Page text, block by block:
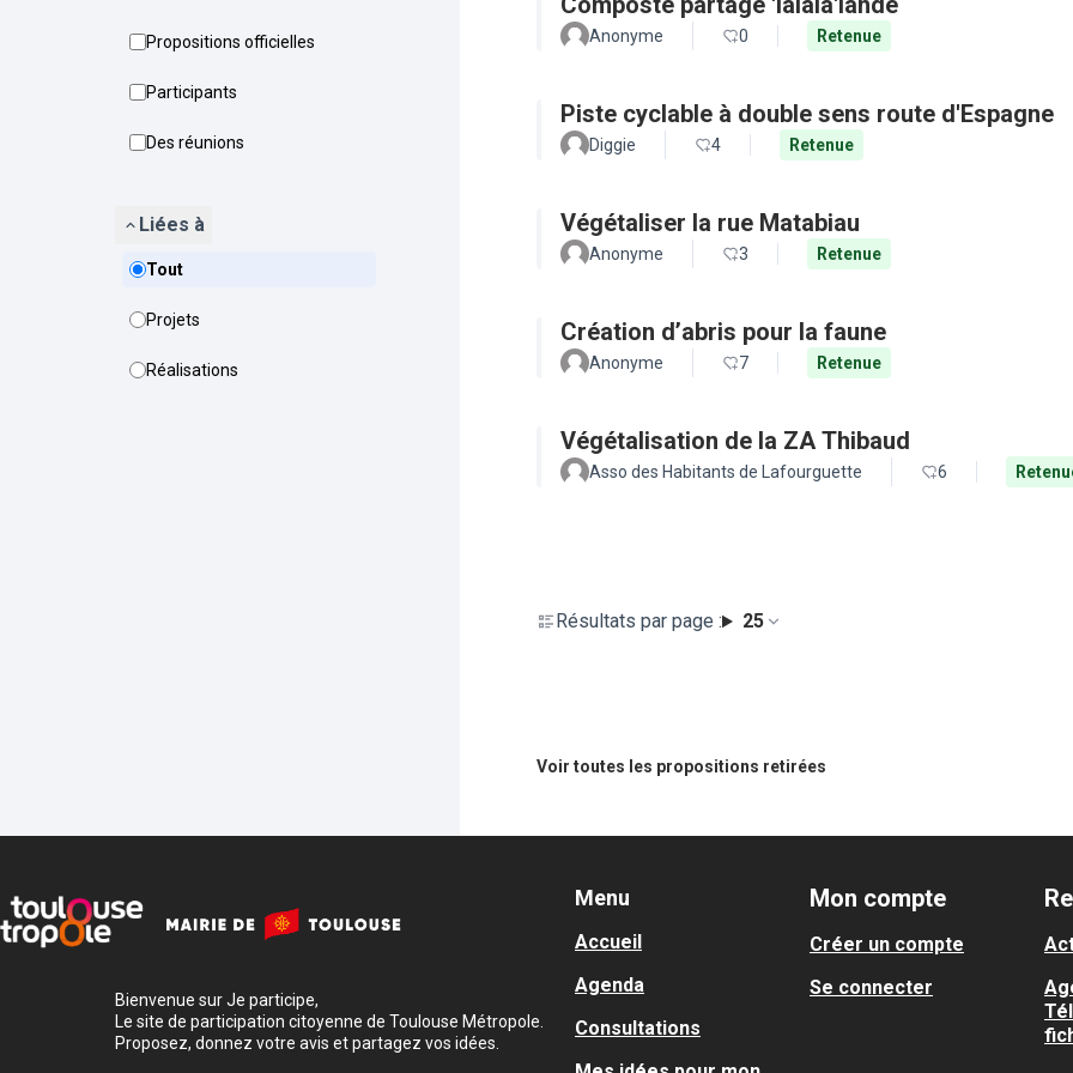
Propositions officielles
Participants
Des réunions
Liées à
Tout
Projets
Réalisations
Anonyme 0 Retenue
Piste cyclable à double sens route d'Espagne
Diggie 4 Retenue
Végétaliser la rue Matabiau
Anonyme 3 Retenue
Création d’abris pour la faune
Anonyme 7 Retenue
Végétalisation de la ZA Thibaud
Asso des Habitants de Lafourguette 6
Résultats par page : 25
Voir toutes les propositions retirées
Bienvenue sur Je participe,
Le site de participation citoyenne de Toulouse Métropole.
Proposez, donnez votre avis et partagez vos idées.
Menu
Accueil
Agenda
Consultations
Mon compte
Créer un compte
Se connecter